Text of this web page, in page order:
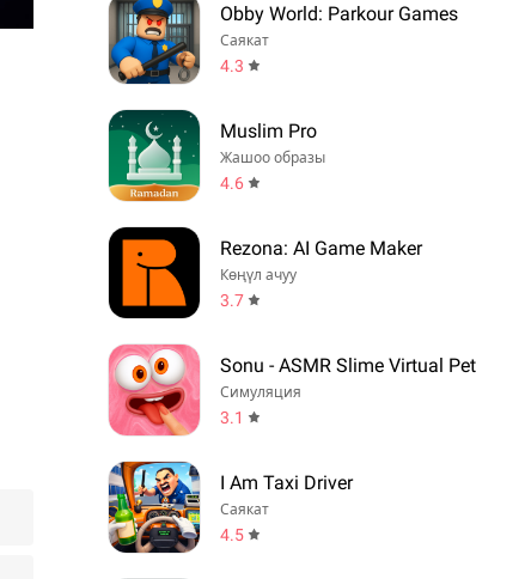
Obby World: Parkour Games
Саякат
4.3
Muslim Pro
Жашоо образы
4.6
Rezona: AI Game Maker
Көңүл ачуу
3.7
Sonu - ASMR Slime Virtual Pet
Симуляция
3.1
I Am Taxi Driver
Саякат
4.5